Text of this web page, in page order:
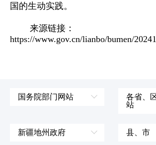
国的生动实践。
来源链接：
https://www.gov.cn/lianbo/bumen/
国务院部门网站
国防部
各省、
站
新疆地州政府 县、市